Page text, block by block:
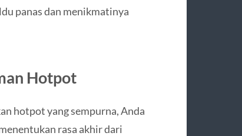
panas dan menikmatinya
Hotpot
hotpot yang sempurna, Anda
rasa akhir dari